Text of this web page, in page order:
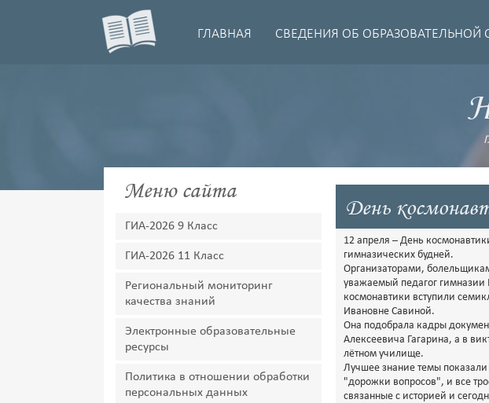
ГЛАВНАЯ СВЕДЕНИЯ ОБ ОБРАЗОВАТЕЛЬНОЙ
Меню сайта
ГИА-2026 9 Класс
ГИА-2026 11 Класс
Региональный мониторинг
качества знаний
Электронные образовательные
ресурсы
Политика в отношении обработки
персональных данных
День
12 апреля – День
гимназических будней.
Организаторами,
уважаемый педагог гимназии
космонавтики вступили
Ивановне Савиной.
Она подобрала кадры
Алексеевича Гагарина, а в
лётном училище.
Лучшее знание темы
"дорожки вопросов", и все
связанные с историей и